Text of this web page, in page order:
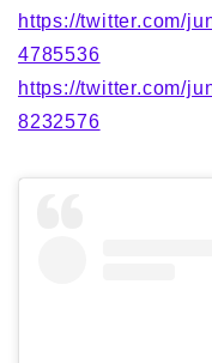
https://twitter.com/
4785536
https://twitter.com/
8232576